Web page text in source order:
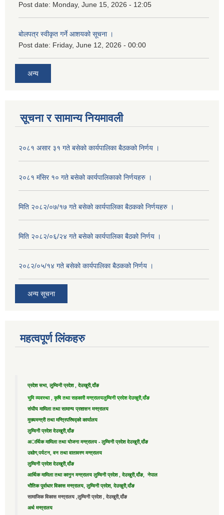
Post date: Monday, June 15, 2026 - 12:05
बोलपत्र स्वीकृत गर्ने आशयको सूचना ।
Post date: Friday, June 12, 2026 - 00:00
अन्य
सूचना र सामान्य नियमावली
२०८१ असार ३१ गते बसेको कार्यपालिका बैठकको निर्णय ।
२०८१ मंसिर १० गते बसेको कार्यपालिकाको निर्णयहरु ।
मिति २०८२/०७/१७ गते बसेको कार्यपालिका बैठकको निर्णयहरु ।
मिति २०८२/०६/२४ गते बसेको कार्यपालिका बैठको निर्णय ।
२०८२/०५/१४ गते बसेको कार्यपालिका बैठकको निर्णय ।
अन्य सूचना
महत्वपूर्ण लिंकहरु
प्रदेश सभा, लुम्विनी प्रदेश , देउखुरी,दाँङ
भुमि व्यवस्था , कृषि तथा सहकारी मन्त्रालयलुम्विनी प्रदेश देउखुरी,दाँङ
संघीय मामिला तथा सामान्य प्रशासन मन्त्रालय
मुख्यमन्त्री तथा मन्त्रिपरिषद्को कार्यालय
लुम्विनी प्रदेश देउखुरी,दाँङ
अार्थिक मामिला तथा योजना मन्त्रालय - लुम्विनी प्रदेश देउखुरी,दाँङ
उद्याेग,पर्यटन, वन तथा वातावरण मन्त्रालय
लुम्विनी प्रदेश देउखुरी,दाँङ
आर्थिक मामिला तथा कानुन मन्त्रालय लुम्विनी प्रदेश , देउखुरी,दाँङ, नेपाल
भौतिक पूर्वाधार विकास मन्त्रालय, लुम्विनी प्रदेश, देउखुरी,दाँङ
सामाजिक विकास मन्त्रालय ,लुम्विनी प्रदेश , देउखुरी,दाँङ
अर्थ मन्त्रालय